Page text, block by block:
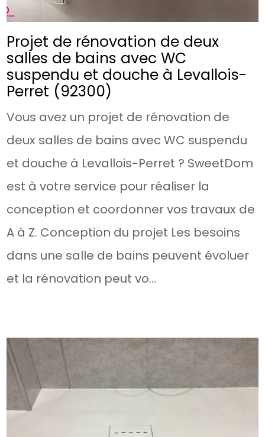
Projet de rénovation de deux
salles de bains avec WC
suspendu et douche à Levallois-
Perret (92300)
Vous avez un projet de rénovation de
deux salles de bains avec WC suspendu
et douche à Levallois-Perret ? SweetDom
est à votre service pour réaliser la
conception et coordonner vos travaux de
A à Z. Conception du projet Les besoins
dans une salle de bains peuvent évoluer
et la rénovation peut vo...